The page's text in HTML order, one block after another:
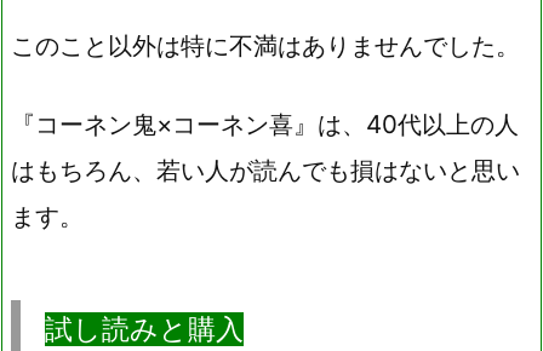
このこと以外は特に不満はありませんでした。
『コーネン鬼×コーネン喜』は、40代以上の人
はもちろん、若い人が読んでも損はないと思い
ます。
試し読みと購入